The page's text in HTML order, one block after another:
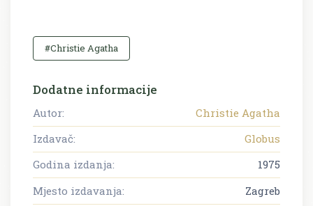
#Christie Agatha
Dodatne informacije
Autor:
Christie Agatha
Izdavač:
Globus
Godina izdanja:
1975
Mjesto izdavanja:
Zagreb